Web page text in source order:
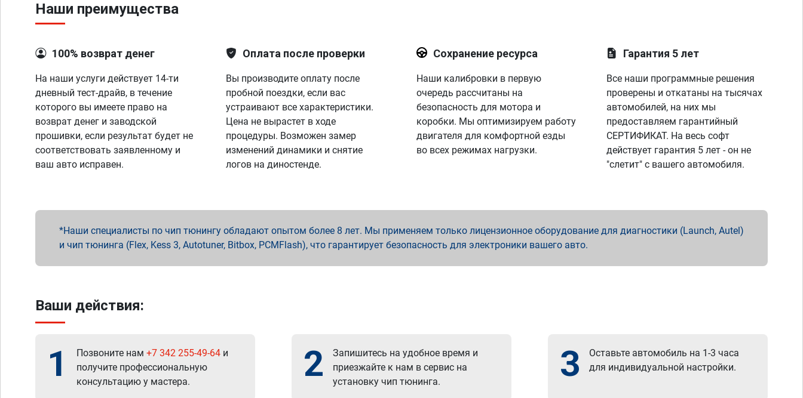
Наши преимущества
100% возврат денег
На наши услуги действует 14-ти
дневный тест-драйв, в течение
которого вы имеете право на
возврат денег и заводской
прошивки, если результат будет не
соответствовать заявленному и
ваш авто исправен.
Оплата после проверки
Вы производите оплату после
пробной поездки, если вас
устраивают все характеристики.
Цена не вырастет в ходе
процедуры. Возможен замер
изменений динамики и снятие
логов на диностенде.
Сохранение ресурса
Наши калибровки в первую
очередь рассчитаны на
безопасность для мотора и
коробки. Мы оптимизируем работу
двигателя для комфортной езды
во всех режимах нагрузки.
Гарантия 5 лет
Все наши программные решения
проверены и откатаны на тысячах
автомобилей, на них мы
предоставляем гарантийный
СЕРТИФИКАТ. На весь софт
действует гарантия 5 лет - он не
"слетит" с вашего автомобиля.
Наши специалисты по чип тюнингу обладают опытом более 8 лет. Мы применяем только лицензионное оборудование для диагностики (Launch, Autel)
и чип тюнинга (Flex, Kess 3, Autotuner, Bitbox, PCMFlash), что гарантирует безопасность для электроники вашего авто.
Ваши действия:
1 Позвоните нам +7 342 255-49-64 и
получите профессиональную
консультацию у мастера.
2
Запишитесь на удобное время и
приезжайте к нам в сервис на
установку чип тюнинга.
3
Оставьте автомобиль на 1-3 часа
для индивидуальной настройки.